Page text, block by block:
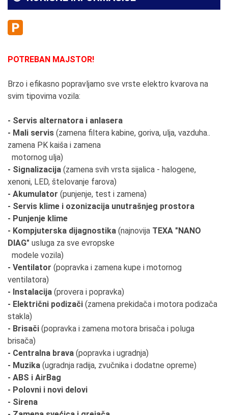
POTREBAN MAJSTOR!
Brzo i efikasno popravljamo sve vrste elektro kvarova na
svim tipovima vozila:
- Servis alternatora i anlasera
- Mali servis (zamena filtera kabine, goriva, ulja, vazduha..
zamena PK kaiša i zamena
motornog ulja)
- Signalizacija (zamena svih vrsta sijalica - halogene,
xenoni, LED, štelovanje farova)
- Akumulator (punjenje, test i zamena)
- Servis klime i ozonizacija unutrašnjeg prostora
- Punjenje klime
- Kompjuterska dijagnostika (najnovija TEXA "NANO
DIAG" usluga za sve evropske
modele vozila)
- Ventilator (popravka i zamena kupe i motornog
ventilatora)
- Instalacija (provera i popravka)
- Električni podizači (zamena prekidača i motora podizača
stakla)
- Brisači (popravka i zamena motora brisača i poluga
brisača)
- Centralna brava (popravka i ugradnja)
- Muzika (ugradnja radija, zvučnika i dodatne opreme)
- ABS i AirBag
- Polovni i novi delovi
- Sirena